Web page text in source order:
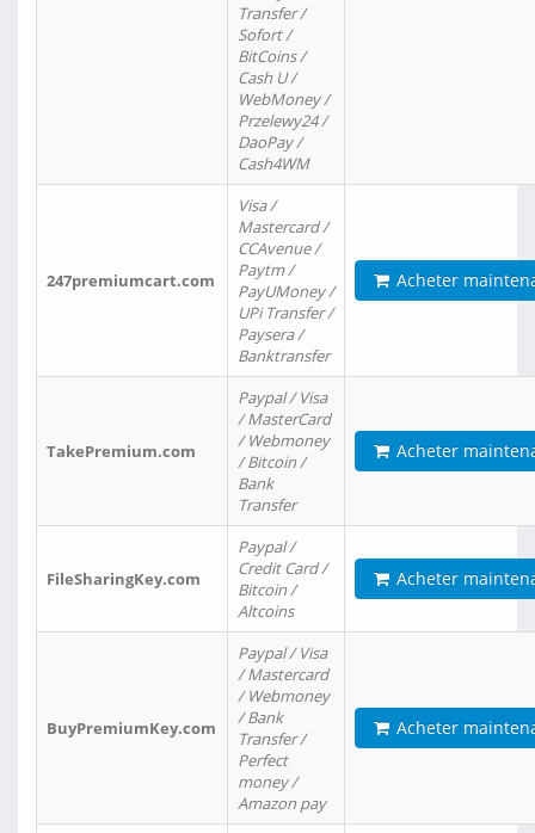
Transfer /
Sofort /
BitCoins /
Cash U /
WebMoney /
Przelewy24 /
DaoPay /
Cash4WM
247premiumcart.com
Visa /
Mastercard /
CCAvenue /
Paytm /
PayUMoney /
UPi Transfer /
Paysera /
Banktransfer
Acheter
TakePremium.com
Paypal / Visa
/ MasterCard
/ Webmoney
/ Bitcoin /
Bank
Transfer
Acheter
FileSharingKey.com
Paypal /
Credit Card /
Bitcoin /
Altcoins
Acheter
BuyPremiumKey.com
Paypal / Visa
/ Mastercard
/ Webmoney
/ Bank
Transfer /
Perfect
money /
Amazon pay
Acheter